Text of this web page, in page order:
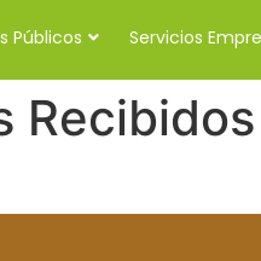
Públicos Servicios